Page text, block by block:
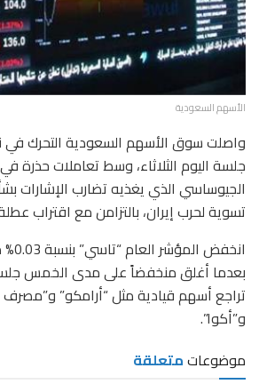
الأسهم السعودية
واصلت سوق الأسهم السعودية التحرك
جلسة اليوم الثلاثاء، وسط تعاملات
الجيوساسي الذي يغذيه تضارب الإشارات
تسوية لحرب إيران، بالتزامن مع اقتراب
بعدما أغلق منخفضاً على مدى الخمس
تراجع أسهم قيادية مثل “أرامكو” و”مصرف
و”أكوا”.
موضوعاتمتعلقة